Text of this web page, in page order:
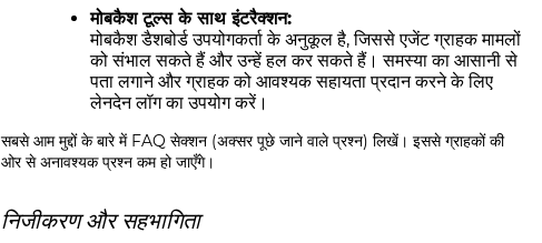
मोबकैश टूल्स के साथ इंटरैक्शन:
मोबकैश डैशबोर्ड उपयोगकर्ता के अनुकूल है, जिससे एजेंट ग्राहक मामलों
को संभाल सकते हैं और उन्हें हल कर सकते हैं। समस्या का आसानी से
पता लगाने और ग्राहक को आवश्यक सहायता प्रदान करने के लिए
लेनदेन लॉग का उपयोग करें।
सबसे आम मुद्दों के बारे में FAQ सेक्शन (अक्सर पूछे जाने वाले प्रश्न) लिखें। इससे ग्राहकों की
ओर से अनावश्यक प्रश्न कम हो जाएँगे।
निजीकरण और सहभागिता